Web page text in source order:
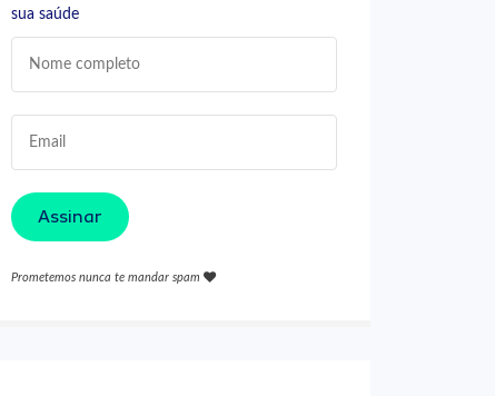
sua saúde
Assinar
Prometemos nunca te mandar spam